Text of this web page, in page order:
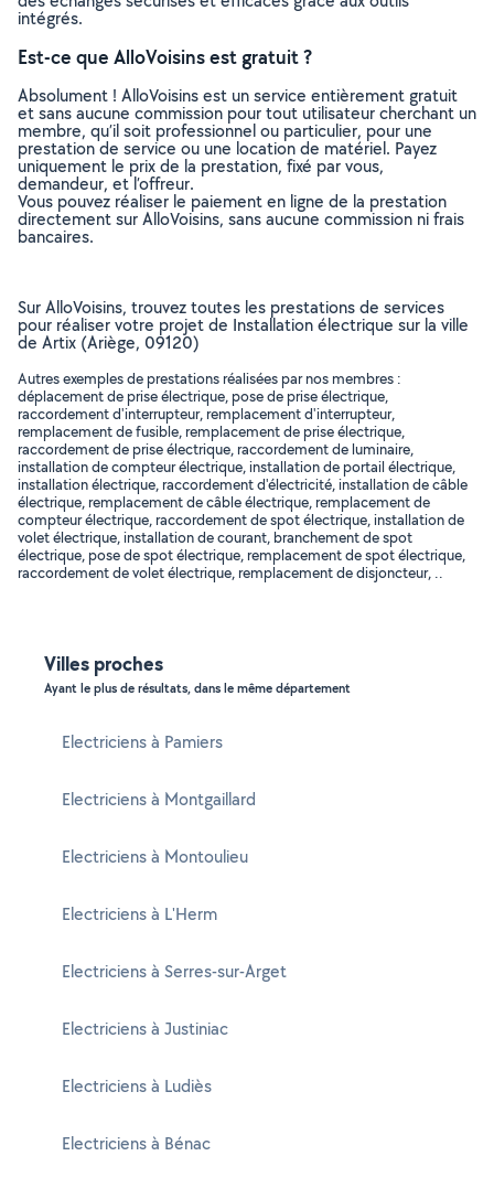
intégrés.
Est-ce que AlloVoisins est gratuit ?
Absolument ! AlloVoisins est un service entièrement gratuit
et sans aucune commission pour tout utilisateur cherchant un
membre, qu’il soit professionnel ou particulier, pour une
prestation de service ou une location de matériel. Payez
uniquement le prix de la prestation, fixé par vous,
demandeur, et l’offreur.
Vous pouvez réaliser le paiement en ligne de la prestation
directement sur AlloVoisins, sans aucune commission ni frais
bancaires.
Sur AlloVoisins, trouvez toutes les prestations de services
pour réaliser votre projet de Installation électrique sur la ville
de Artix (Ariège, 09120)
Autres exemples de prestations réalisées par nos membres :
déplacement de prise électrique, pose de prise électrique,
raccordement d'interrupteur, remplacement d'interrupteur,
remplacement de fusible, remplacement de prise électrique,
raccordement de prise électrique, raccordement de luminaire,
installation de compteur électrique, installation de portail électrique,
installation électrique, raccordement d'électricité, installation de câble
électrique, remplacement de câble électrique, remplacement de
compteur électrique, raccordement de spot électrique, installation de
volet électrique, installation de courant, branchement de spot
électrique, pose de spot électrique, remplacement de spot électrique,
raccordement de volet électrique, remplacement de disjoncteur, ..
Villes proches
Ayant le plus de résultats, dans le même département
Electriciens à Pamiers
Electriciens à Montgaillard
Electriciens à Montoulieu
Electriciens à L'Herm
Electriciens à Serres-sur-Arget
Electriciens à Justiniac
Electriciens à Ludiès
Electriciens à Bénac